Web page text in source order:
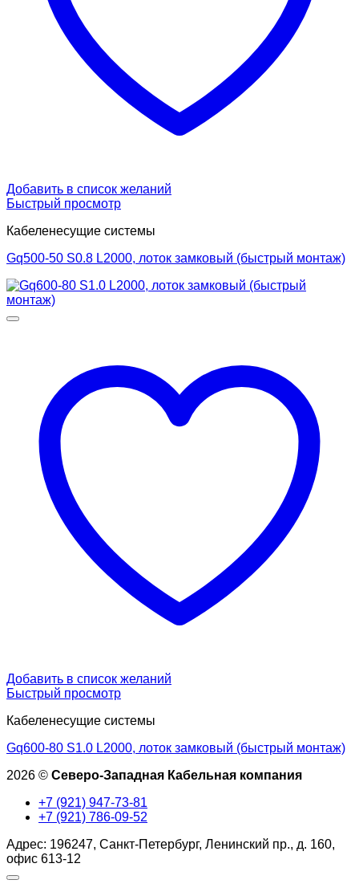
Добавить в список желаний
Быстрый просмотр
Кабеленесущие системы
Gq500-50 S0.8 L2000, лоток замковый (быстрый монтаж)
Добавить в список желаний
Быстрый просмотр
Кабеленесущие системы
Gq600-80 S1.0 L2000, лоток замковый (быстрый монтаж)
2026 © Северо-Западная Кабельная компания
+7 (921) 947-73-81
+7 (921) 786-09-52
Адрес: 196247, Санкт-Петербург, Ленинский пр., д. 160,
офис 613-12